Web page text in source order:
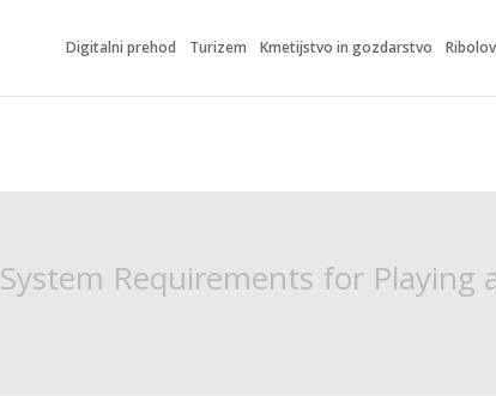
Digitalni prehod Turizem Kmetijstvo in gozdarstvo
System Requirements for Playing